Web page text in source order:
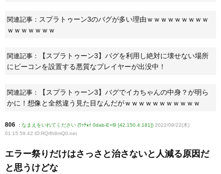
関連記事： スプラトゥーン3のバグが多い理由ｗｗｗｗｗｗｗｗｗ
ｗｗｗｗｗｗｗ
関連記事：
【スプラトゥーン3】バグを利用し絶対に壊せない場所
にビーコンを設置する悪質なプレイヤーが出没中！
関連記事：
【スプラトゥーン3】バグでイカちゃんの中身？が明ら
かに！想像と全然違う見た目なんだがｗｗｗｗｗｗｗｗｗｗｗ
806 : なまえをいれてください (ﾜｯﾁｮｲ 0dab-E+l9 [42.150.4.181]) 2022/09/22(木)
01:15:59.42 ID:RQrfh8mQ0 .net
エラー祭りだけはさっさと治さないと人減る原因だ
と思うけどな